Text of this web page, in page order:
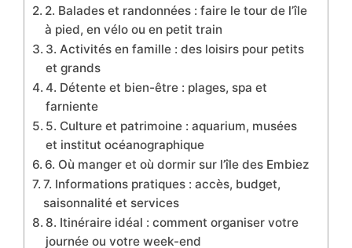
2. Balades et randonnées : faire le tour de l’île
à pied, en vélo ou en petit train
3. Activités en famille : des loisirs pour petits
et grands
4. Détente et bien-être : plages, spa et
farniente
5. Culture et patrimoine : aquarium, musées
et institut océanographique
6. Où manger et où dormir sur l’île des Embiez
7. Informations pratiques : accès, budget,
saisonnalité et services
8. Itinéraire idéal : comment organiser votre
journée ou votre week-end